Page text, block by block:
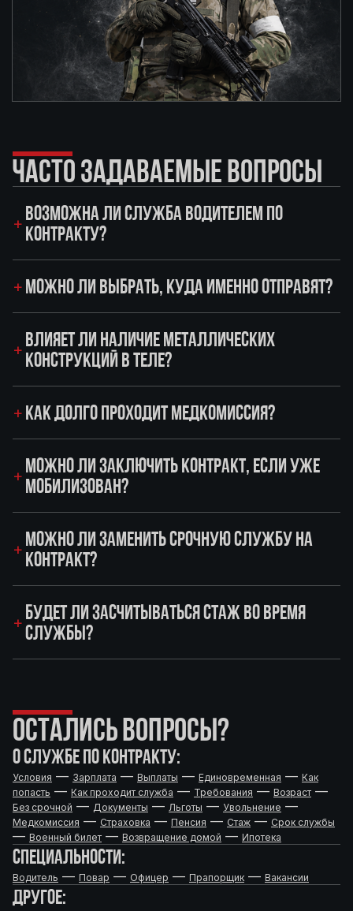
ЧАСТО ЗАДАВАЕМЫЕ ВОПРОСЫ
ВОЗМОЖНА ЛИ СЛУЖБА ВОДИТЕЛЕМ ПО
КОНТРАКТУ?
МОЖНО ЛИ ВЫБРАТЬ, КУДА ИМЕННО ОТПРАВЯТ?
ВЛИЯЕТ ЛИ НАЛИЧИЕ МЕТАЛЛИЧЕСКИХ
КОНСТРУКЦИЙ В ТЕЛЕ?
КАК ДОЛГО ПРОХОДИТ МЕДКОМИССИЯ?
МОЖНО ЛИ ЗАКЛЮЧИТЬ КОНТРАКТ, ЕСЛИ УЖЕ
МОБИЛИЗОВАН?
МОЖНО ЛИ ЗАМЕНИТЬ СРОЧНУЮ СЛУЖБУ НА
КОНТРАКТ?
БУДЕТ ЛИ ЗАСЧИТЫВАТЬСЯ СТАЖ ВО ВРЕМЯ
СЛУЖБЫ?
ОСТАЛИСЬ ВОПРОСЫ?
О СЛУЖБЕ ПО КОНТРАКТУ:
Условия — Зарплата — Выплаты — Единовременная — Как
попасть — Как проходит служба — Требования — Возраст —
Без срочной — Документы — Льготы — Увольнение —
Медкомиссия — Страховка — Пенсия — Стаж — Срок службы
— Военный билет — Возвращение домой — Ипотека
СПЕЦИАЛЬНОСТИ:
Водитель — Повар — Офицер — Прапорщик — Вакансии
ДРУГОЕ: